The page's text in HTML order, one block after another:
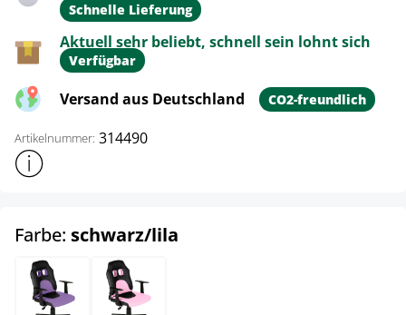
Schnelle Lieferung
Aktuell sehr beliebt, schnell sein lohnt sich
Verfügbar
Versand aus Deutschland CO2-freundlich
Artikelnummer: 314490
Weitere Produktinformationen anzeigen
Farbe: schwarz/lila
schwarz/lilaschwarz/pink